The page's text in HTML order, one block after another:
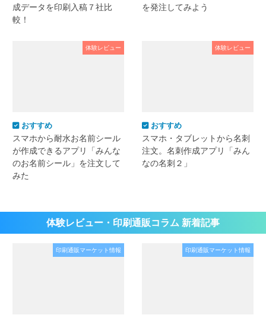
成データを印刷入稿７社比
較！
を発注してみよう
体験レビュー
おすすめ
スマホから耐水お名前シール
が作成できるアプリ「みんな
のお名前シール」を注文して
みた
体験レビュー
おすすめ
スマホ・タブレットから名刺
注文。名刺作成アプリ「みん
なの名刺２」
体験レビュー・印刷通販コラム 新着記事
印刷通販マーケット情報 印刷通販マーケット情報